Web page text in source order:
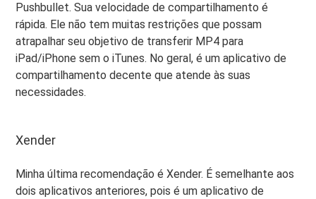
Pushbullet. Sua velocidade de compartilhamento é
rápida. Ele não tem muitas restrições que possam
atrapalhar seu objetivo de transferir MP4 para
iPad/iPhone sem o iTunes. No geral, é um aplicativo de
compartilhamento decente que atende às suas
necessidades.
Xender
Minha última recomendação é Xender. É semelhante aos
dois aplicativos anteriores, pois é um aplicativo de